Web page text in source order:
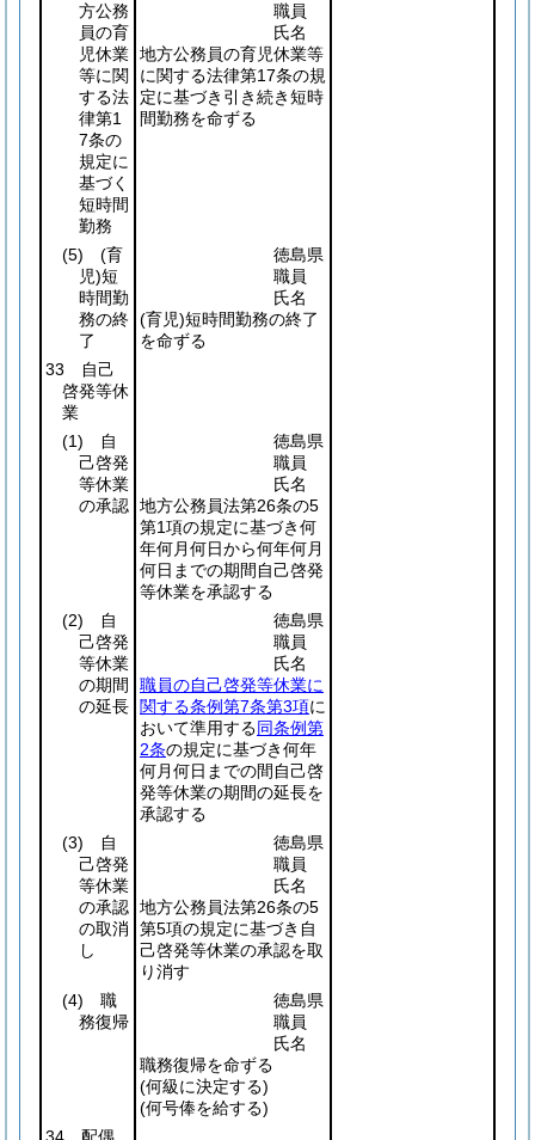
方公務
員の育
児休業
等に関
する法
律第1
7条の
規定に
基づく
短時間
勤務
職員
氏名
地方公務員の育児休業等
に関する法律第17条の規
定に基づき引き続き短時
間勤務を命ずる
(5)
(育
児)短
時間勤
務の終
了
徳島県
職員
氏名
(育児)短時間勤務の終了
を命ずる
33 自己
啓発等休
業
(1) 自
己啓発
等休業
の承認
徳島県
職員
氏名
地方公務員法第26条の5
第1項の規定に基づき何
年何月何日から何年何月
何日までの期間自己啓発
等休業を承認する
(2) 自
己啓発
等休業
の期間
の延長
徳島県
職員
氏名
職員の自己啓発等休業に
関する条例第7条第3項に
おいて準用する同条例第
2条の規定に基づき何年
何月何日までの間自己啓
発等休業の期間の延長を
承認する
(3) 自
己啓発
等休業
の承認
の取消
し
徳島県
職員
氏名
地方公務員法第26条の5
第5項の規定に基づき自
己啓発等休業の承認を取
り消す
(4) 職
務復帰
徳島県
職員
氏名
職務復帰を命ずる
(何級に決定する)
(何号俸を給する)